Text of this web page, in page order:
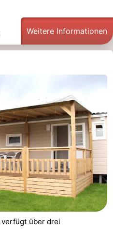
Weitere Informationen
verfügt über drei